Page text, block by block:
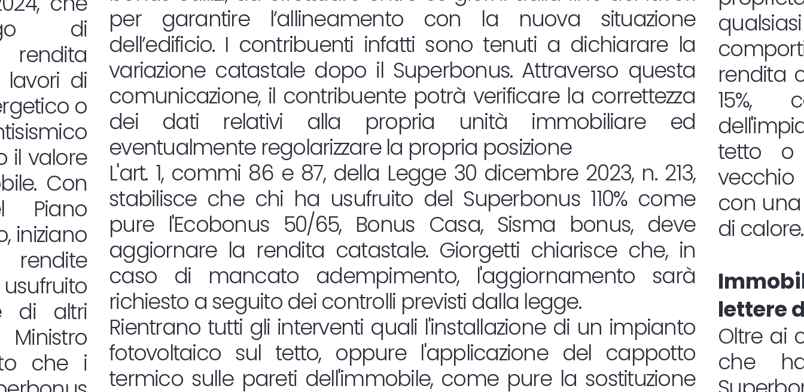
di
di
o
il valore
Con
Piano
iniziano
di altri
che i
per garantire l’allineamento con la nuova situazione
dell’edificio. I contribuenti infatti sono tenuti a dichiarare la
variazione catastale dopo il Superbonus. Attraverso questa
comunicazione, il contribuente potrà verificare la correttezza
dei dati relativi alla propria unità immobiliare ed
eventualmente regolarizzare la propria posizione
L'art. 1, commi 86 e 87, della Legge 30 dicembre 2023, n. 213,
stabilisce che chi ha usufruito del Superbonus 110% come
pure l'Ecobonus 50/65, Bonus Casa, Sisma bonus, deve
aggiornare la rendita catastale. Giorgetti chiarisce che, in
caso di mancato adempimento, l'aggiornamento sarà
richiesto a seguito dei controlli previsti dalla legge.
Rientrano tutti gli interventi quali l'installazione di un impianto
fotovoltaico sul tetto, oppure l'applicazione del cappotto
termico sulle pareti dell'immobile, come pure la sostituzione
rendita
15%,
tetto o
vecchio
con
di calore.
lettere
Oltre ai
che